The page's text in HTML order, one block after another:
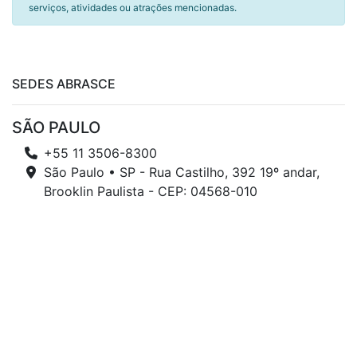
serviços, atividades ou atrações mencionadas.
SEDES ABRASCE
SÃO PAULO
+55 11 3506-8300
São Paulo • SP - Rua Castilho, 392 19º andar,
Brooklin Paulista - CEP: 04568-010